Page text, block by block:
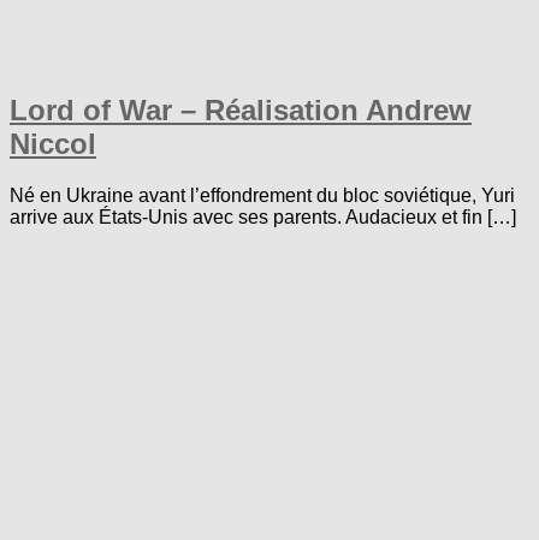
Lord of War – Réalisation Andrew
Niccol
Né en Ukraine avant l’effondrement du bloc soviétique, Yuri
arrive aux États-Unis avec ses parents. Audacieux et fin […]